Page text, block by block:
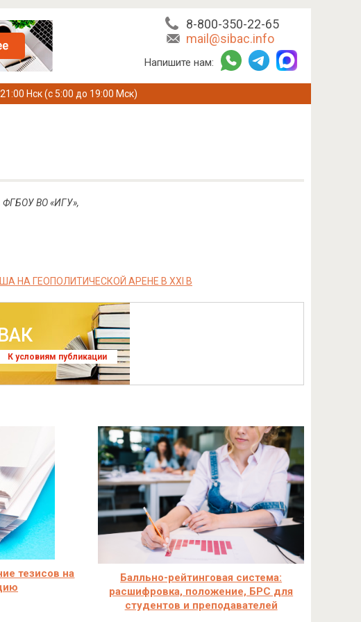
8-800-350-22-65
mail@sibac.info
Напишите нам:
Нск (с 5:00 до 19:00 Мск)
ФГБОУ ВО «ИГУ»,
НА ГЕОПОЛИТИЧЕСКОЙ АРЕНЕ В XXI В
К условиям публикации
тезисов на
Балльно-рейтинговая система:
расшифровка, положение, БРС для
студентов и преподавателей